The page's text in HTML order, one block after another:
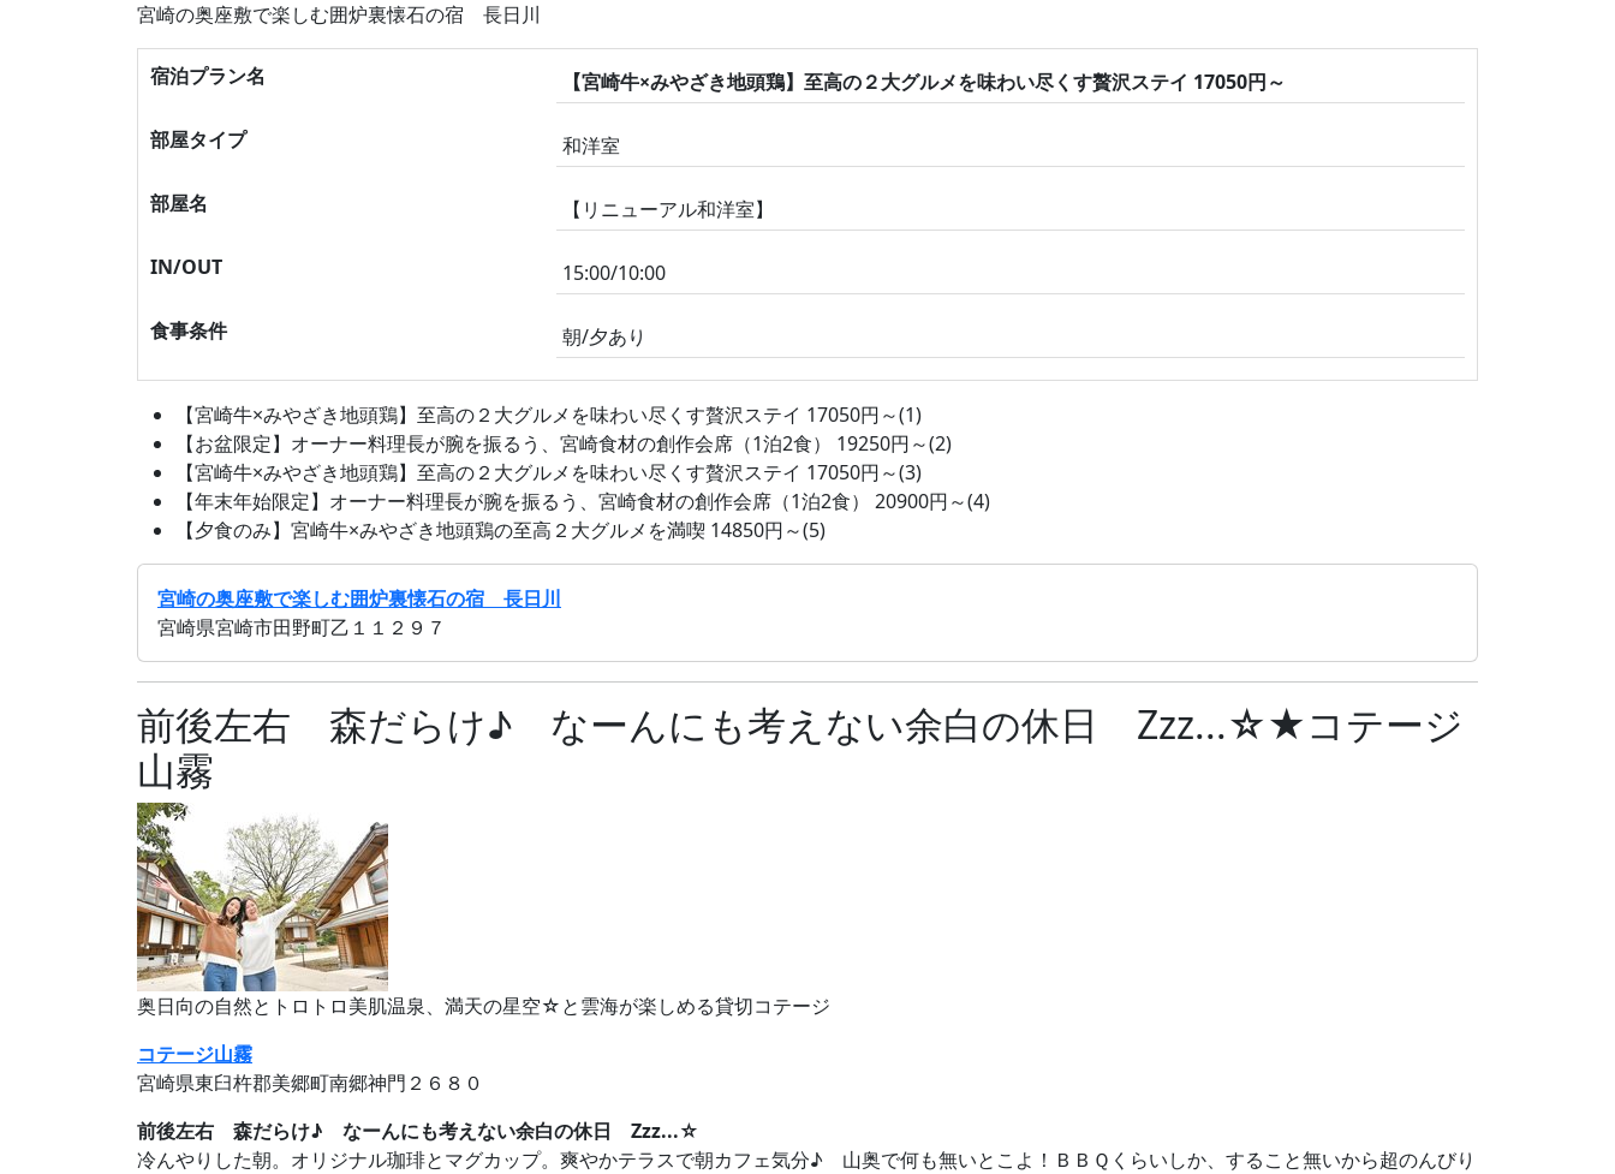
宮崎の奥座敷で楽しむ囲炉裏懐石の宿 長日川
宿泊プラン名 【宮崎牛×みやざき地頭鶏】至高の２大グルメを味わい尽くす贅沢ステイ 17050円～
部屋タイプ 和洋室
部屋名 【リニューアル和洋室】
IN/OUT 15:00/10:00
食事条件 朝/夕あり
【宮崎牛×みやざき地頭鶏】至高の２大グルメを味わい尽くす贅沢ステイ 17050円～(1)
【お盆限定】オーナー料理長が腕を振るう、宮崎食材の創作会席（1泊2食） 19250円～(2)
【宮崎牛×みやざき地頭鶏】至高の２大グルメを味わい尽くす贅沢ステイ 17050円～(3)
【年末年始限定】オーナー料理長が腕を振るう、宮崎食材の創作会席（1泊2食） 20900円～(4)
【夕食のみ】宮崎牛×みやざき地頭鶏の至高２大グルメを満喫 14850円～(5)
宮崎の奥座敷で楽しむ囲炉裏懐石の宿 長日川
宮崎県宮崎市田野町乙１１２９７
前後左右 森だらけ♪ なーんにも考えない余白の休日 Zzz...☆★コテージ
山霧
奥日向の自然とトロトロ美肌温泉、満天の星空☆と雲海が楽しめる貸切コテージ
コテージ山霧
宮崎県東臼杵郡美郷町南郷神門２６８０
前後左右 森だらけ♪ なーんにも考えない余白の休日 Zzz...☆
冷んやりした朝。オリジナル珈琲とマグカップ。爽やかテラスで朝カフェ気分♪ 山奥で何も無いとこよ！ＢＢＱくらいしか、すること無いから超のんびり